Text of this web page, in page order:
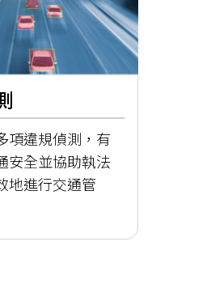
項違規偵測，有
安全並協助執法
地進行交通管